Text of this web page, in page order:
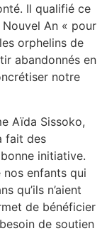
Il qualifié ce
An « pour
orphelins de
abandonnés en
notre
Aïda Sissoko,
fait des
initiative.
enfants qui
qu’ils n’aient
de bénéficier
de soutien